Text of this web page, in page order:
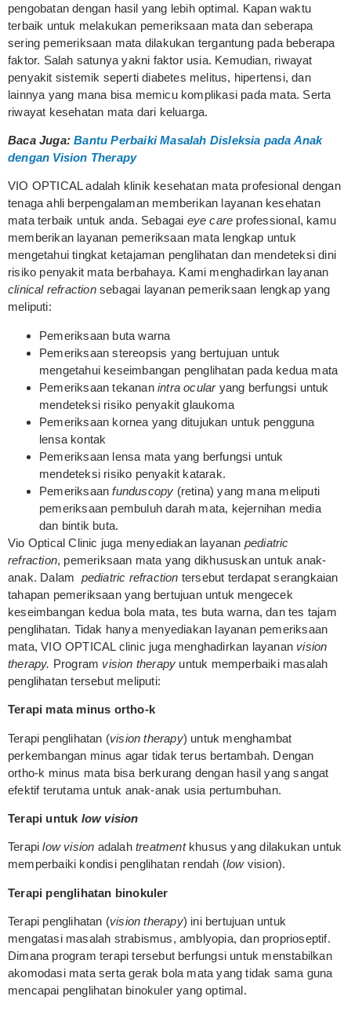
pengobatan dengan hasil yang lebih optimal. Kapan waktu
terbaik untuk melakukan pemeriksaan mata dan seberapa
sering pemeriksaan mata dilakukan tergantung pada beberapa
faktor. Salah satunya yakni faktor usia. Kemudian, riwayat
penyakit sistemik seperti diabetes melitus, hipertensi, dan
lainnya yang mana bisa memicu komplikasi pada mata. Serta
riwayat kesehatan mata dari keluarga.
Baca Juga:Bantu Perbaiki Masalah Disleksia pada Anak
dengan Vision Therapy
VIO OPTICAL adalah klinik kesehatan mata profesional dengan
tenaga ahli berpengalaman memberikan layanan kesehatan
mata terbaik untuk anda. Sebagai eye care professional, kamu
memberikan layanan pemeriksaan mata lengkap untuk
mengetahui tingkat ketajaman penglihatan dan mendeteksi dini
risiko penyakit mata berbahaya. Kami menghadirkan layanan
clinical refractionsebagai layanan pemeriksaan lengkap yang
meliputi:
Pemeriksaan buta warna
Pemeriksaan stereopsis yang bertujuan untuk
mengetahui keseimbangan penglihatan pada kedua mata
Pemeriksaan tekanan intra ocularyang berfungsi untuk
mendeteksi risiko penyakit glaukoma
Pemeriksaan kornea yang ditujukan untuk pengguna
lensa kontak
Pemeriksaan lensa mata yang berfungsi untuk
mendeteksi risiko penyakit katarak.
Pemeriksaanfunduscopy (retina) yang mana meliputi
pemeriksaan pembuluh darah mata, kejernihan media
dan bintik buta.
Vio Optical Clinic juga menyediakan layanan pediatric
refraction, pemeriksaan mata yang dikhususkan untuk anak-
anak. Dalam pediatric refraction tersebut terdapat serangkaian
tahapan pemeriksaan yang bertujuan untuk mengecek
keseimbangan kedua bola mata, tes buta warna, dan tes tajam
penglihatan. Tidak hanya menyediakan layanan pemeriksaan
mata, VIO OPTICAL clinic juga menghadirkan layanan vision
therapy. Program vision therapy untuk memperbaiki masalah
penglihatan tersebut meliputi:
Terapi mata minus ortho-k
Terapi penglihatan (vision therapy) untuk menghambat
perkembangan minus agar tidak terus bertambah. Dengan
ortho-k minus mata bisa berkurang dengan hasil yang sangat
efektif terutama untuk anak-anak usia pertumbuhan.
Terapi untuk low vision
Terapilow vision adalahtreatmentkhusus yang dilakukan untuk
memperbaiki kondisi penglihatan rendah (low vision).
Terapi penglihatan binokuler
Terapi penglihatan (vision therapy) ini bertujuan untuk
mengatasi masalah strabismus, amblyopia, dan proprioseptif.
Dimana program terapi tersebut berfungsi untuk menstabilkan
akomodasi mata serta gerak bola mata yang tidak sama guna
mencapai penglihatan binokuler yang optimal.